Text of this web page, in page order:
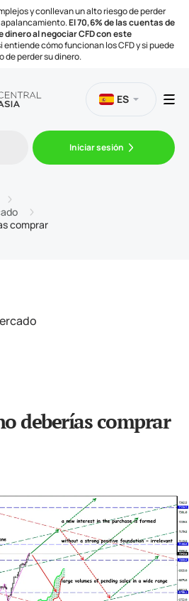
y conllevan un alto riesgo de perder
El 70,6% de las cuentas de
al negociar CFD con este
entiende cómo funcionan los CFD y si puede
de perder su dinero.
ES
Iniciar sesión
comprar
deberías comprar